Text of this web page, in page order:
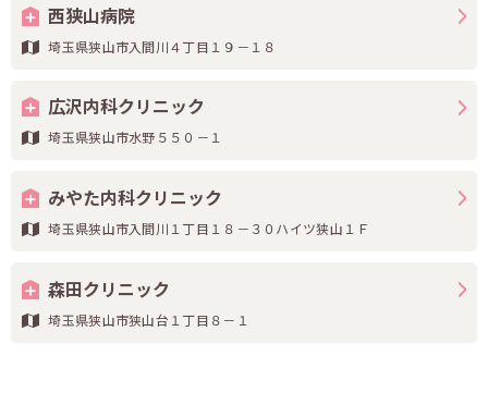
西狭山病院
埼玉県狭山市入間川４丁目１９－１８
広沢内科クリニック
埼玉県狭山市水野５５０－１
みやた内科クリニック
埼玉県狭山市入間川１丁目１８－３０ハイツ狭山１Ｆ
森田クリニック
埼玉県狭山市狭山台１丁目８－１